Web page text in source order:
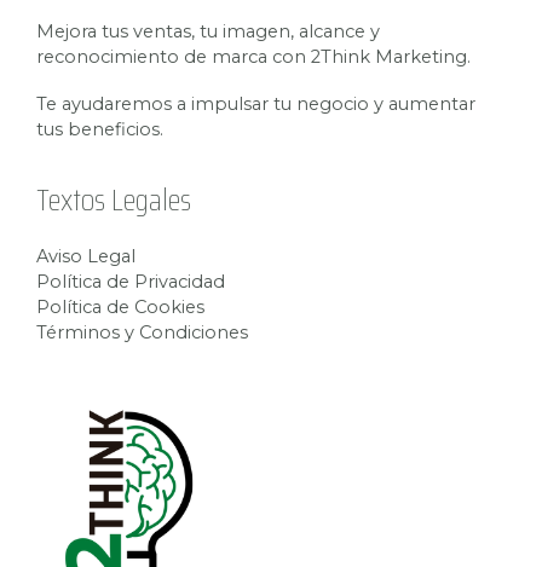
Mejora tus ventas, tu imagen, alcance y
reconocimiento de marca con 2Think Marketing.
Te ayudaremos a impulsar tu negocio y aumentar
tus beneficios.
Textos Legales
Aviso Legal
Política de Privacidad
Política de Cookies
Términos y Condiciones